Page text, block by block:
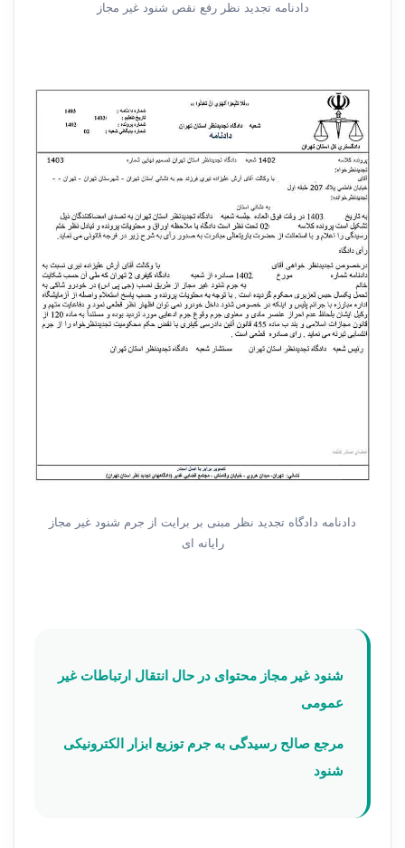
دادنامه تجدید نظر رفع نقص شنود غیر مجاز
دادنامه دادگاه تجدید نظر مبنی بر برایت از جرم شنود غیر مجاز
رایانه ای
شنود غیر مجاز محتوای در حال انتقال ارتباطات غیر
عمومی
مرجع صالح رسیدگی به جرم توزیع ابزار الکترونیکی
شنود